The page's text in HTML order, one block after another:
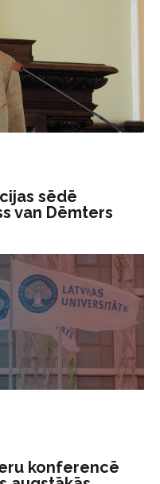
sēdē
van Dēmters
konferencē